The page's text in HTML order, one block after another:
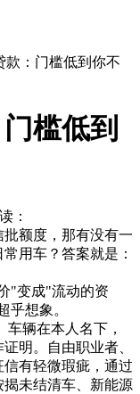
款：门槛低到你不
槛低到
：
额度，那有没有一
用车？答案就是：
"变成"流动的资
乎想象。
辆在本人名下，
明。自由职业者、
有轻微瑕疵，通过
未结清车、新能源